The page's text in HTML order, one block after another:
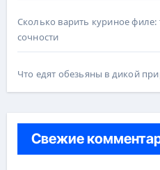
Сколько варить куриное
сочности
Что едят обезьяны в дикой
Свежие